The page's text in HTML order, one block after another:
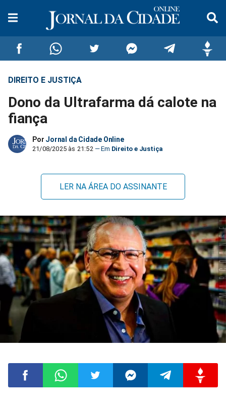
Compartilhar
no
Facebook
Compartilhar
no
Whatsapp
Compartilhar
no
Twitter
no
Messenger
no
no
DIREITO E JUSTIÇA
Dono da Ultrafarma dá calote na
fiança
Por Jornal da Cidade Online
21/08/2025 às 21:52 Direito e Justiça
LER NA ÁREA DO ASSINANTE